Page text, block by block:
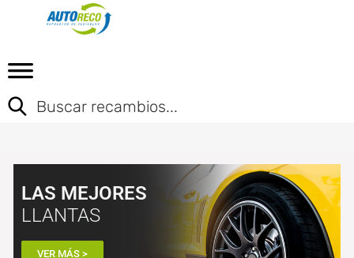
LAS MEJORES
LLANTAS
VER MÁS >